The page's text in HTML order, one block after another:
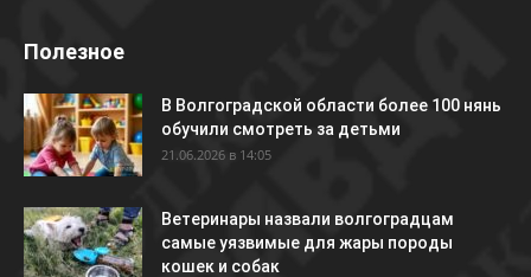
Полезное
В Волгоградской области более 100 нянь
обучили смотреть за детьми
21.06.2026 в 14:05
Ветеринары назвали волгоградцам
самые уязвимые для жары породы
кошек и собак